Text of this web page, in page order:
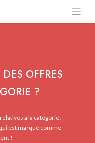
OFFRES
?
à la catégorie .
est marqué comme
!